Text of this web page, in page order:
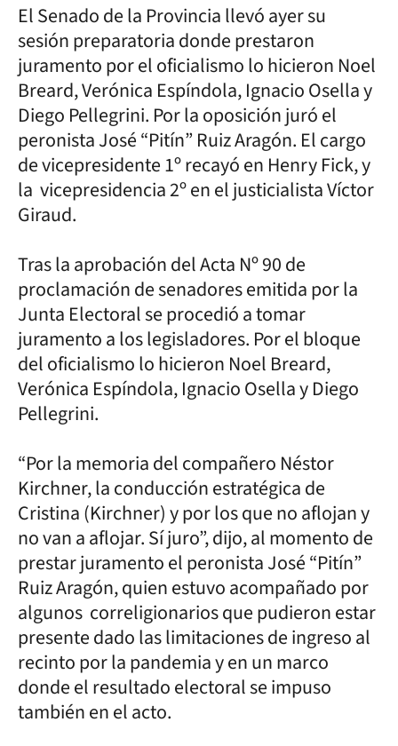
El Senado de la Provincia llevó ayer su
sesión preparatoria donde prestaron
juramento por el oficialismo lo hicieron Noel
Breard, Verónica Espíndola, Ignacio Osella y
Diego Pellegrini. Por la oposición juró el
peronista José “Pitín” Ruiz Aragón. El cargo
de vicepresidente 1º recayó en Henry Fick, y
la vicepresidencia 2º en el justicialista Víctor
Giraud.
Tras la aprobación del Acta Nº 90 de
proclamación de senadores emitida por la
Junta Electoral se procedió a tomar
juramento a los legisladores. Por el bloque
del oficialismo lo hicieron Noel Breard,
Verónica Espíndola, Ignacio Osella y Diego
Pellegrini.
“Por la memoria del compañero Néstor
Kirchner, la conducción estratégica de
Cristina (Kirchner) y por los que no aflojan y
no van a aflojar. Sí juro”, dijo, al momento de
prestar juramento el peronista José “Pitín”
Ruiz Aragón, quien estuvo acompañado por
algunos correligionarios que pudieron estar
presente dado las limitaciones de ingreso al
recinto por la pandemia y en un marco
donde el resultado electoral se impuso
también en el acto.